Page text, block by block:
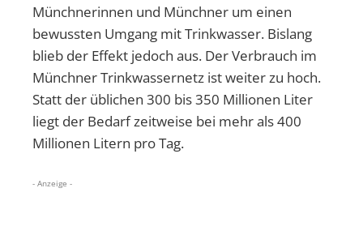
Münchnerinnen und Münchner um einen
bewussten Umgang mit Trinkwasser. Bislang
blieb der Effekt jedoch aus. Der Verbrauch im
Münchner Trinkwassernetz ist weiter zu hoch.
Statt der üblichen 300 bis 350 Millionen Liter
liegt der Bedarf zeitweise bei mehr als 400
Millionen Litern pro Tag.
- Anzeige -